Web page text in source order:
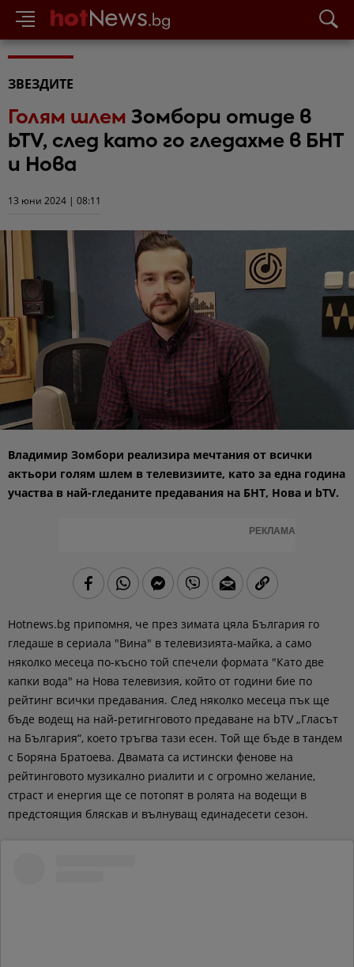
ЗВЕЗДИТЕ
Голям шлем Зомбори отиде в
bTV, след като го гледахме в БНТ
и Нова
13 юни 2024 | 08:11
Владимир Зомбори реализира мечтания от всички
актьори голям шлем в телевизиите, като за една година
участва в най-гледаните предавания на БНТ, Нова и bTV.
РЕКЛАМА
Hotnews.bg припомня, че през зимата цяла България го
гледаше в сериала "Вина" в телевизията-майка, а само
няколко месеца по-късно той спечели формата "Като две
капки вода" на Нова телевизия, който от години бие по
рейтинг всички предавания. След няколко месеца пък ще
бъде водещ на най-ретигнговото предаване на bTV „Гласът
на България“, което тръгва тази есен. Той ще бъде в тандем
с Боряна Братоева. Двамата са истински фенове на
рейтинговото музикално риалити и с огромно желание,
страст и енергия ще се потопят в ролята на водещи в
предстоящия бляскав и вълнуващ единадесети сезон.